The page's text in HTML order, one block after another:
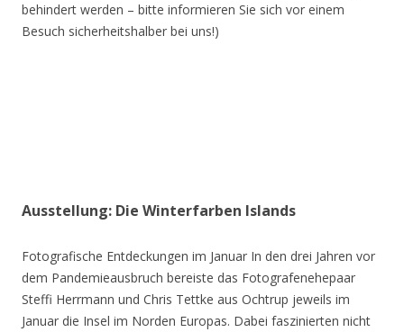
behindert werden – bitte informieren Sie sich vor einem
Besuch sicherheitshalber bei uns!)
Ausstellung: Die Winterfarben Islands
Fotografische Entdeckungen im Januar In den drei Jahren vor
dem Pandemieausbruch bereiste das Fotografenehepaar
Steffi Herrmann und Chris Tettke aus Ochtrup jeweils im
Januar die Insel im Norden Europas. Dabei faszinierten nicht